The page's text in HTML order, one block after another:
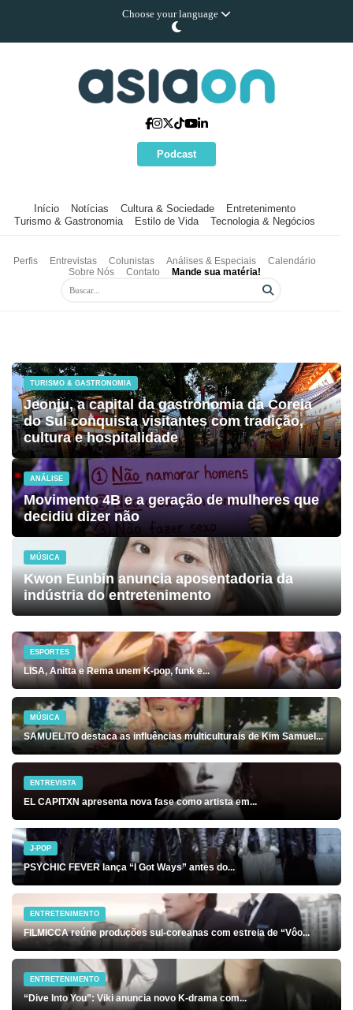
Choose your language
Podcast
Início Notícias Cultura & Sociedade
Entretenimento
Turismo & Gastronomia
Estilo de Vida Tecnologia & Negócios
Perfis Entrevistas Colunistas Análises & Especiais
Calendário
Sobre Nós
Contato Mande sua matéria!
TURISMO & GASTRONOMIA
Jeonju, a capital da gastronomia da Coreia
do Sul conquista visitantes com tradição,
cultura e hospitalidade
ANÁLISE
Movimento 4B e a geração de mulheres que
decidiu dizer não
MÚSICA
Kwon Eunbin anuncia aposentadoria da
indústria do entretenimento
ESPORTES
LISA, Anitta e Rema unem K-pop, funk e...
MÚSICA
SAMUELiTO destaca as influências multiculturais de Kim Samuel...
ENTREVISTA
EL CAPITXN apresenta nova fase como artista em...
J-POP
PSYCHIC FEVER lança “I Got Ways” antes do...
ENTRETENIMENTO
FILMICCA reúne produções sul-coreanas com estreia de “Vôo...
ENTRETENIMENTO
“Dive Into You”: Viki anuncia novo K-drama com...